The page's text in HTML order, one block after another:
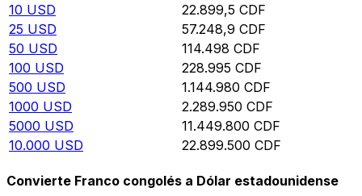
10 USD 22.899,5 CDF
25 USD 57.248,9 CDF
50 USD 114.498 CDF
100 USD 228.995 CDF
500 USD 1.144.980 CDF
1000 USD 2.289.950 CDF
5000 USD 11.449.800 CDF
10.000 USD 22.899.500 CDF
Convierte Franco congolés a Dólar estadounidense